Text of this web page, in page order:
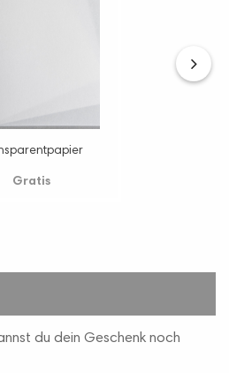
Gratis
du dein Geschenk noch